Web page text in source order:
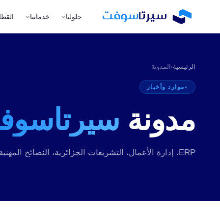
حلولنا خدماتنا
الرئيسية› المدونة
موارد وأخبار
مدونة
ERP، إدارة الأعمال، التشريعات الجزائرية، النصائح المهنية - تابع آخر مقالاتنا.